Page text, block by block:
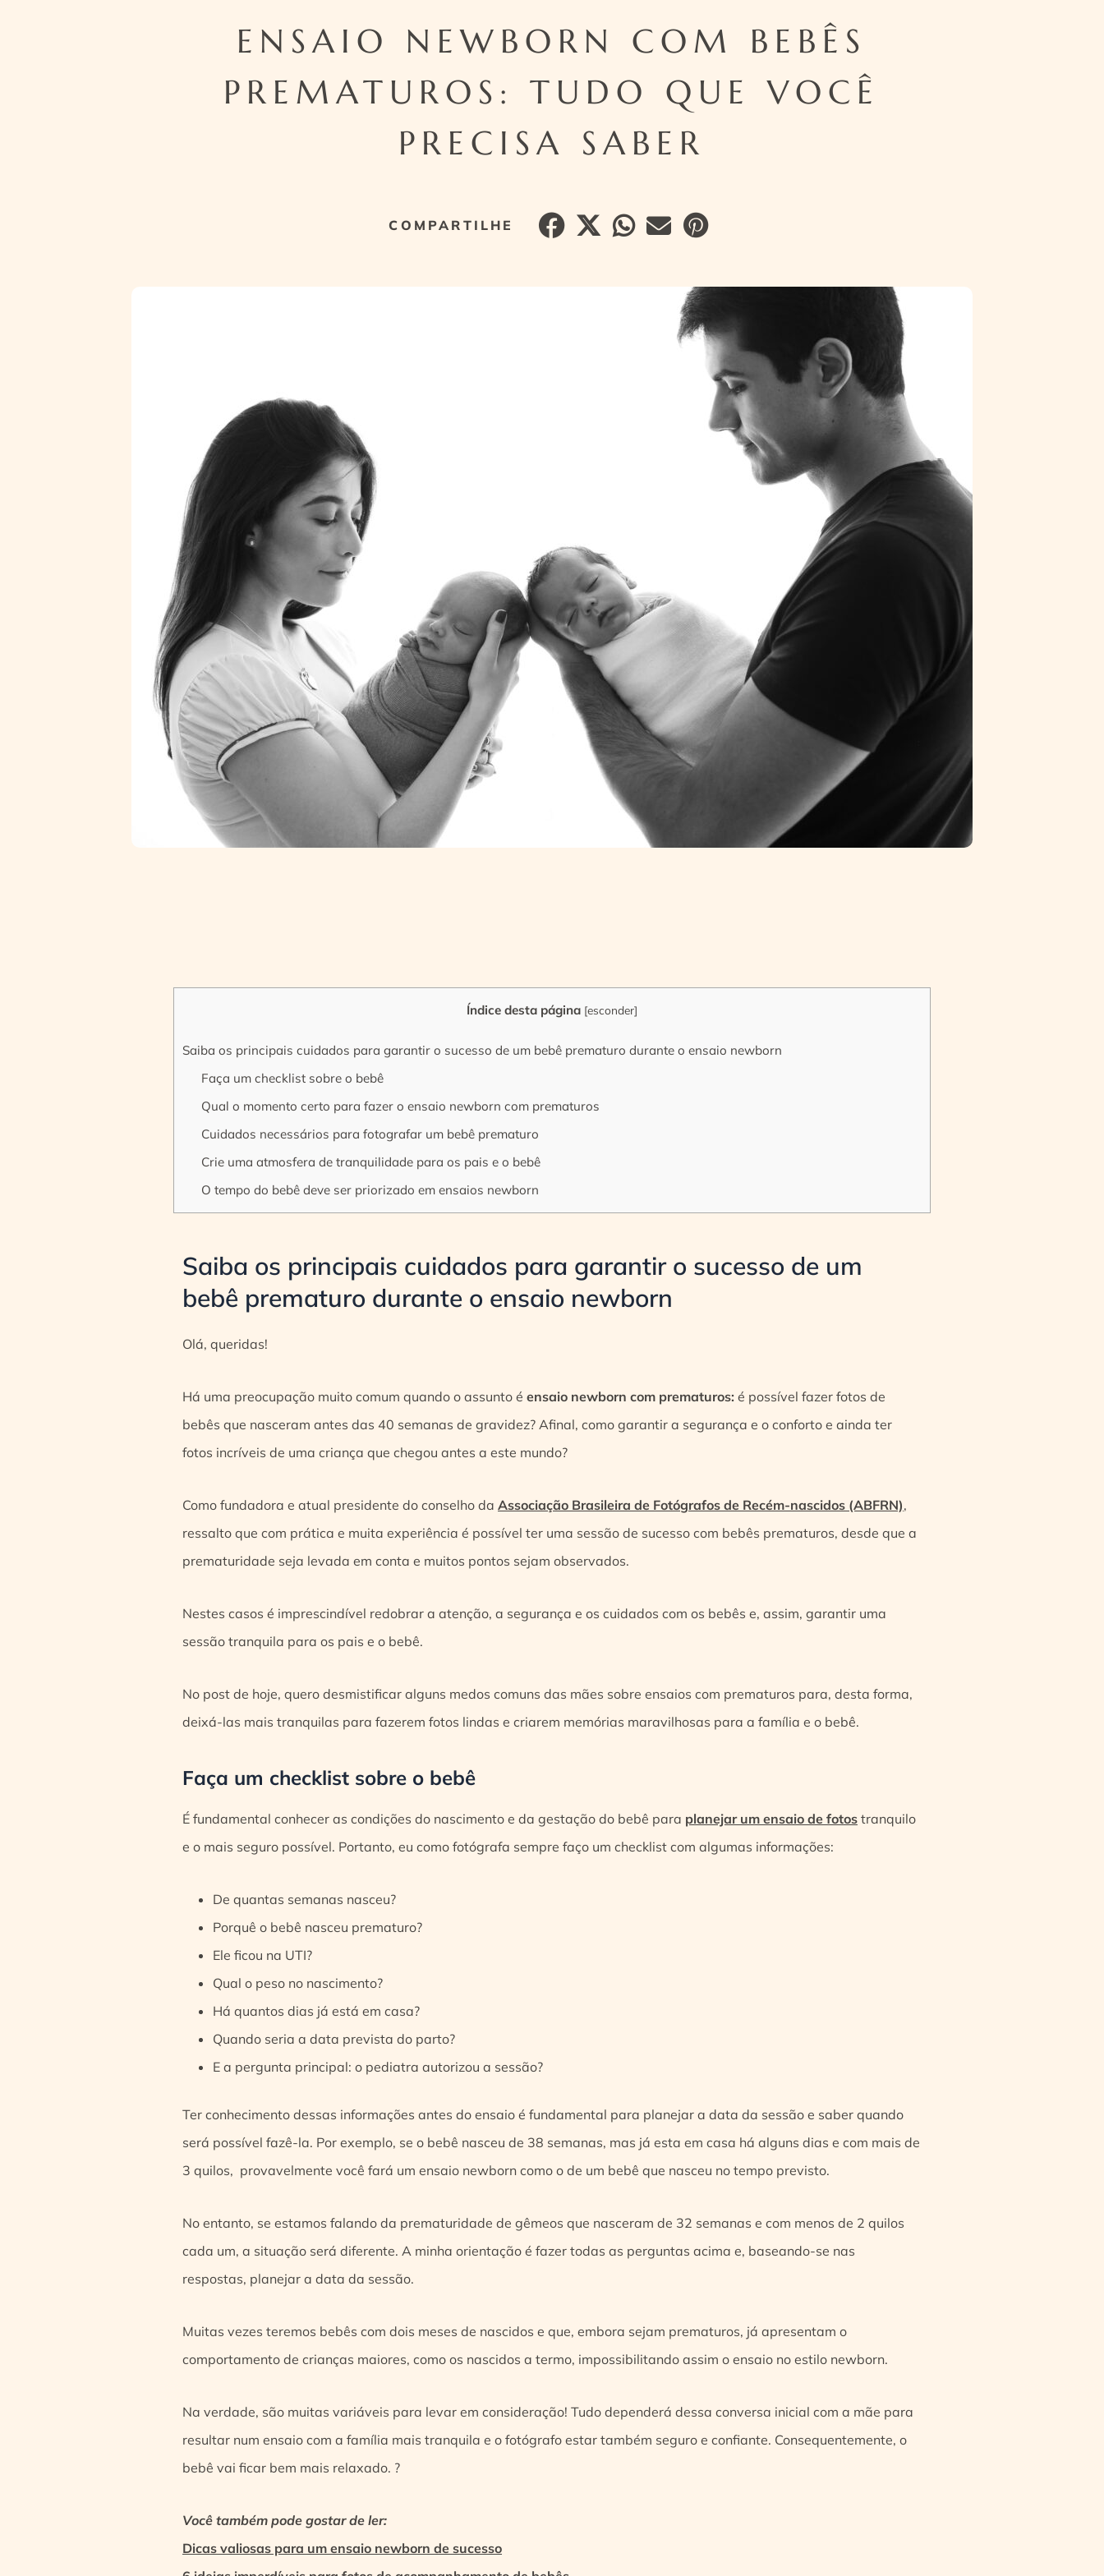
ENSAIO NEWBORN COM BEBÊS
PREMATUROS: TUDO QUE VOCÊ
PRECISA SABER
Índice desta página [esconder]
Saiba os principais cuidados para garantir o sucesso de um bebê prematuro durante o ensaio newborn
Faça um checklist sobre o bebê
Qual o momento certo para fazer o ensaio newborn com prematuros
Cuidados necessários para fotografar um bebê prematuro
Crie uma atmosfera de tranquilidade para os pais e o bebê
O tempo do bebê deve ser priorizado em ensaios newborn
Saiba os principais cuidados para garantir o sucesso de um
bebê prematuro durante o ensaio newborn
Olá, queridas!
Há uma preocupação muito comum quando o assunto é ensaio newborn com prematuros: é possível fazer fotos de
bebês que nasceram antes das 40 semanas de gravidez? Afinal, como garantir a segurança e o conforto e ainda ter
fotos incríveis de uma criança que chegou antes a este mundo?
Como fundadora e atual presidente do conselho da Associação Brasileira de Fotógrafos de Recém-nascidos (ABFRN),
ressalto que com prática e muita experiência é possível ter uma sessão de sucesso com bebês prematuros, desde que a
prematuridade seja levada em conta e muitos pontos sejam observados.
Nestes casos é imprescindível redobrar a atenção, a segurança e os cuidados com os bebês e, assim, garantir uma
sessão tranquila para os pais e o bebê.
No post de hoje, quero desmistificar alguns medos comuns das mães sobre ensaios com prematuros para, desta forma,
deixá-las mais tranquilas para fazerem fotos lindas e criarem memórias maravilhosas para a família e o bebê.
Faça um checklist sobre o bebê
É fundamental conhecer as condições do nascimento e da gestação do bebê para planejar um ensaio de fotos tranquilo
e o mais seguro possível. Portanto, eu como fotógrafa sempre faço um checklist com algumas informações:
De quantas semanas nasceu?
Porquê o bebê nasceu prematuro?
Ele ficou na UTI?
Qual o peso no nascimento?
Há quantos dias já está em casa?
Quando seria a data prevista do parto?
E a pergunta principal: o pediatra autorizou a sessão?
Ter conhecimento dessas informações antes do ensaio é fundamental para planejar a data da sessão e saber quando
será possível fazê-la. Por exemplo, se o bebê nasceu de 38 semanas, mas já esta em casa há alguns dias e com mais de
3 quilos, provavelmente você fará um ensaio newborn como o de um bebê que nasceu no tempo previsto.
No entanto, se estamos falando da prematuridade de gêmeos que nasceram de 32 semanas e com menos de 2 quilos
cada um, a situação será diferente. A minha orientação é fazer todas as perguntas acima e, baseando-se nas
respostas, planejar a data da sessão.
Muitas vezes teremos bebês com dois meses de nascidos e que, embora sejam prematuros, já apresentam o
comportamento de crianças maiores, como os nascidos a termo, impossibilitando assim o ensaio no estilo newborn.
Na verdade, são muitas variáveis para levar em consideração! Tudo dependerá dessa conversa inicial com a mãe para
resultar num ensaio com a família mais tranquila e o fotógrafo estar também seguro e confiante. Consequentemente, o
bebê vai ficar bem mais relaxado. ?
Você também pode gostar de ler:
Dicas valiosas para um ensaio newborn de sucesso